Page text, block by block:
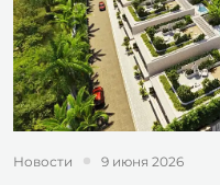
Новости 9 июня 2026